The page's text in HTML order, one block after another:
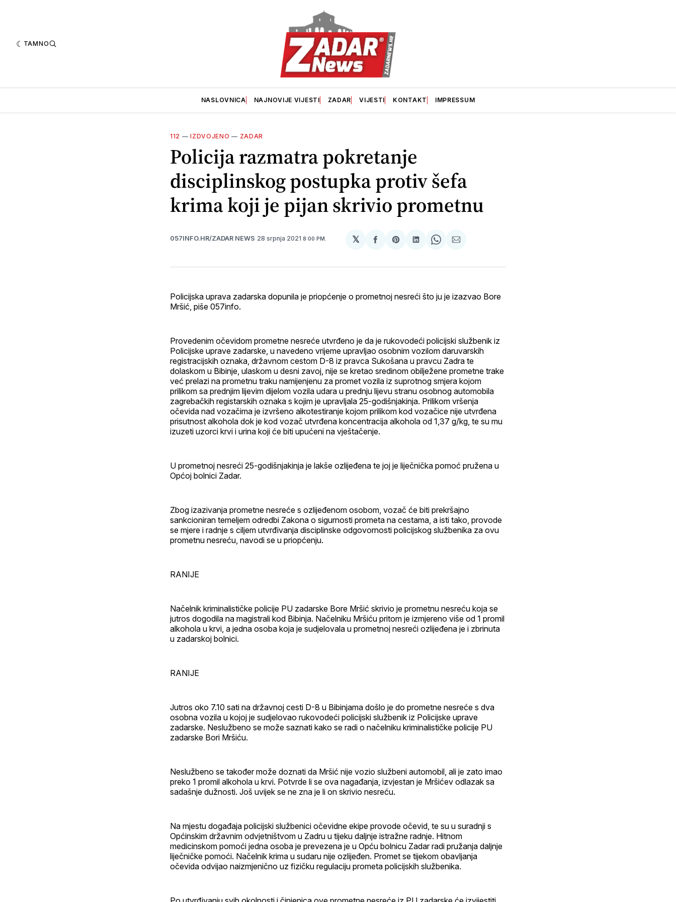
TAMNO
NASLOVNICA NAJNOVIJE VIJESTI ZADAR VIJESTI KONTAKT IMPRESSUM
112 —IZDVOJENO — ZADAR
Policija razmatra pokretanje
disciplinskog postupka protiv šefa
krima koji je pijan skrivio prometnu
057INFO.HR/ZADAR NEWS 28 srpnja 2021 8:00 PM. 𝕏
podijeli
Facebook
Sharepodijeli
LinkedIn
Sharepodijeli
maila
Policijska uprava zadarska dopunila je priopćenje o prometnoj nesreći što ju je izazvao Bore
Mršić, piše 057info.
Provedenim očevidom prometne nesreće utvrđeno je da je rukovodeći policijski službenik iz
Policijske uprave zadarske, u navedeno vrijeme upravljao osobnim vozilom daruvarskih
registracijskih oznaka, državnom cestom D-8 iz pravca Sukošana u pravcu Zadra te
dolaskom u Bibinje, ulaskom u desni zavoj, nije se kretao sredinom obilježene prometne trake
već prelazi na prometnu traku namijenjenu za promet vozila iz suprotnog smjera kojom
prilikom sa prednjim lijevim dijelom vozila udara u prednju lijevu stranu osobnog automobila
zagrebačkih registarskih oznaka s kojim je upravljala 25-godišnjakinja. Prilikom vršenja
očevida nad vozačima je izvršeno alkotestiranje kojom prilikom kod vozačice nije utvrđena
prisutnost alkohola dok je kod vozač utvrđena koncentracija alkohola od 1,37 g/kg, te su mu
izuzeti uzorci krvi i urina koji će biti upućeni na vještačenje.
U prometnoj nesreći 25-godišnjakinja je lakše ozlijeđena te joj je liječnička pomoć pružena u
Općoj bolnici Zadar.
Zbog izazivanja prometne nesreće s ozlijeđenom osobom, vozač će biti prekršajno
sankcioniran temeljem odredbi Zakona o sigurnosti prometa na cestama, a isti tako, provode
se mjere i radnje s ciljem utvrđivanja disciplinske odgovornosti policijskog službenika za ovu
prometnu nesreću, navodi se u priopćenju.
RANIJE
Načelnik kriminalističke policije PU zadarske Bore Mršić skrivio je prometnu nesreću koja se
jutros dogodila na magistrali kod Bibinja. Načelniku Mršiću pritom je izmjereno više od 1 promil
alkohola u krvi, a jedna osoba koja je sudjelovala u prometnoj nesreći ozlijeđena je i zbrinuta
u zadarskoj bolnici.
RANIJE
Jutros oko 7.10 sati na državnoj cesti D-8 u Bibinjama došlo je do prometne nesreće s dva
osobna vozila u kojoj je sudjelovao rukovodeći policijski službenik iz Policijske uprave
zadarske. Neslužbeno se može saznati kako se radi o načelniku kriminalističke policije PU
zadarske Bori Mršiću.
Neslužbeno se također može doznati da Mršić nije vozio službeni automobil, ali je zato imao
preko 1 promil alkohola u krvi. Potvrde li se ova nagađanja, izvjestan je Mršićev odlazak sa
sadašnje dužnosti. Još uvijek se ne zna je li on skrivio nesreću.
Na mjestu događaja policijski službenici očevidne ekipe provode očevid, te su u suradnji s
Općinskim državnim odvjetništvom u Zadru u tijeku daljnje istražne radnje. Hitnom
medicinskom pomoći jedna osoba je prevezena je u Opću bolnicu Zadar radi pružanja daljnje
liječničke pomoći. Načelnik krima u sudaru nije ozlijeđen. Promet se tijekom obavljanja
očevida odvijao naizmjenično uz fizičku regulaciju prometa policijskih službenika.